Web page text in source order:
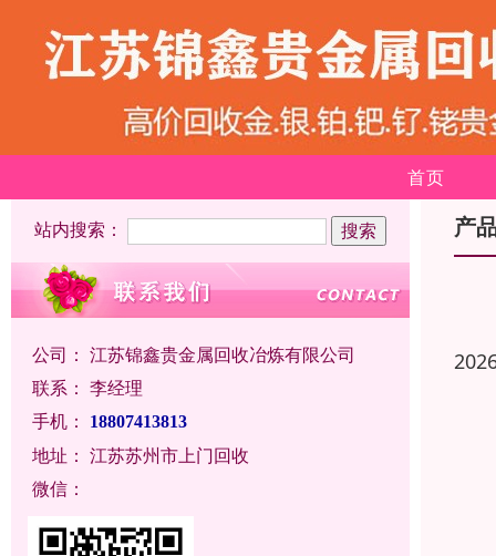
首页
站内搜索：
公司： 江苏锦鑫贵金属回收冶炼有限公司
联系： 李经理
手机：
18807413813
地址： 江苏苏州市上门回收
微信：
产